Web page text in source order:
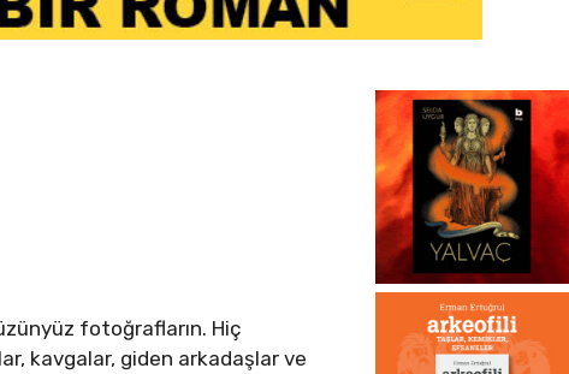
fotoğrafların. Hiç
kavgalar, giden arkadaşlar ve